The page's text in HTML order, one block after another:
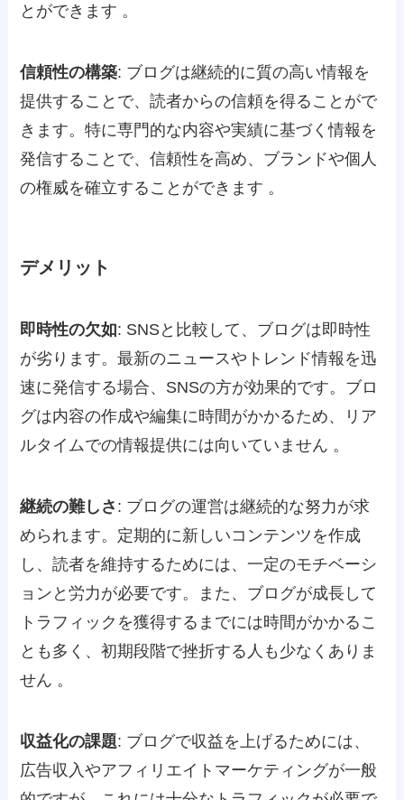
とができます​ 。
信頼性の構築: ブログは継続的に質の高い情報を
提供することで、読者からの信頼を得ることがで
きます。特に専門的な内容や実績に基づく情報を
発信することで、信頼性を高め、ブランドや個人
の権威を確立することができます​ ​。
デメリット
即時性の欠如: SNSと比較して、ブログは即時性
が劣ります。最新のニュースやトレンド情報を迅
速に発信する場合、SNSの方が効果的です。ブロ
グは内容の作成や編集に時間がかかるため、リア
ルタイムでの情報提供には向いていません​ ​。
継続の難しさ : ブログの運営は継続的な努力が求
められます。定期的に新しいコンテンツを作成
し、読者を維持するためには、一定のモチベーシ
ョンと労力が必要です。また、ブログが成長して
トラフィックを獲得するまでには時間がかかるこ
とも多く、初期段階で挫折する人も少なくありま
せん​ 。
収益化の課題: ブログで収益を上げるためには、
広告収入やアフィリエイトマーケティングが一般